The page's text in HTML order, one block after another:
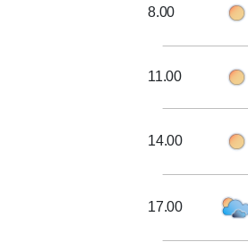
8.00
11.00
14.00
17.00